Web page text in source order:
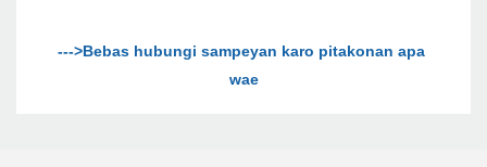
--->Bebas hubungi sampeyan karo pitakonan apa
wae